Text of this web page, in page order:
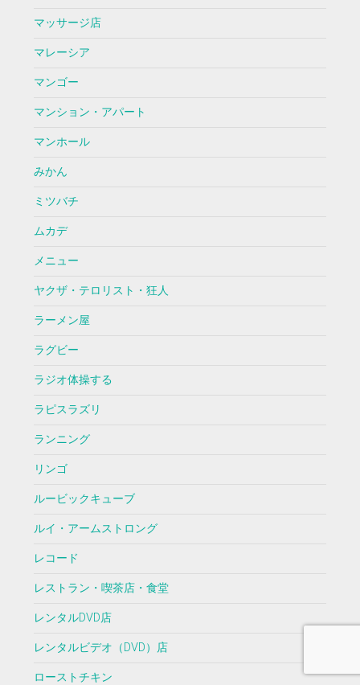
マッサージ店
マレーシア
マンゴー
マンション・アパート
マンホール
みかん
ミツバチ
ムカデ
メニュー
ヤクザ・テロリスト・狂人
ラーメン屋
ラグビー
ラジオ体操する
ラピスラズリ
ランニング
リンゴ
ルービックキューブ
ルイ・アームストロング
レコード
レストラン・喫茶店・食堂
レンタルDVD店
レンタルビデオ（DVD）店
ローストチキン